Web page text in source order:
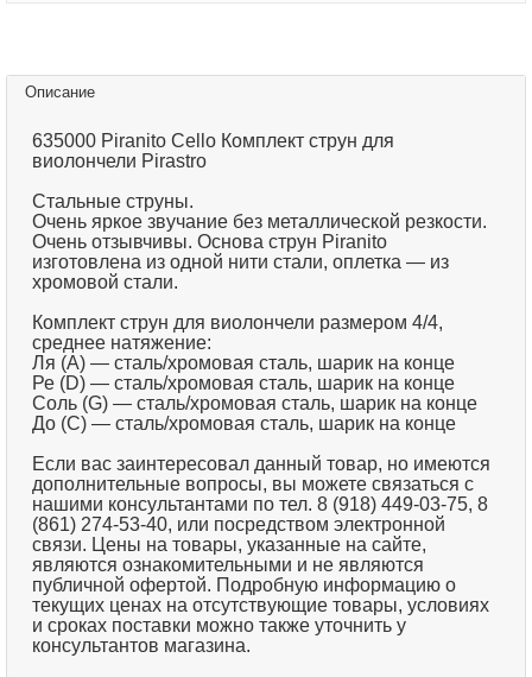
Описание
635000 Piranito Cello Комплект струн для
виолончели Pirastro
Стальные струны.
Очень яркое звучание без металлической резкости.
Очень отзывчивы. Основа струн Piranito
изготовлена из одной нити стали, оплетка — из
хромовой стали.
Комплект струн для виолончели размером 4/4,
среднее натяжение:
Ля (А) — сталь/хромовая сталь, шарик на конце
Ре (D) — сталь/хромовая сталь, шарик на конце
Соль (G) — сталь/хромовая сталь, шарик на конце
До (C) — сталь/хромовая сталь, шарик на конце
Если вас заинтересовал данный товар, но имеются
дополнительные вопросы, вы можете связаться с
нашими консультантами по тел. 8 (918) 449-03-75, 8
(861) 274-53-40, или посредством электронной
связи. Цены на товары, указанные на сайте,
являются ознакомительными и не являются
публичной офертой. Подробную информацию о
текущих ценах на отсутствующие товары, условиях
и сроках поставки можно также уточнить у
консультантов магазина.